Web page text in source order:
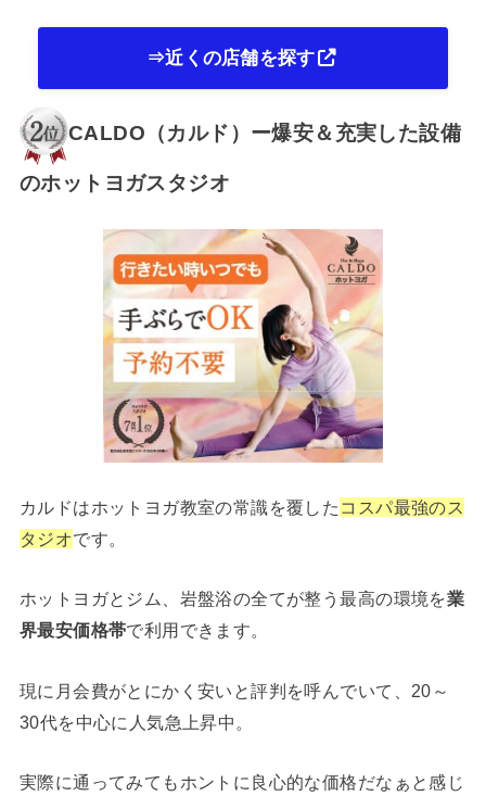
⇒近くの店舗を探す
CALDO（カルド）ー爆安＆充実した設備
のホットヨガスタジオ
カルドはホットヨガ教室の常識を覆した コスパ最強のス
タジオです。
ホットヨガとジム、岩盤浴の全てが整う最高の環境を業
界最安価格帯で利用できます。
現に月会費がとにかく安いと評判を呼んでいて、20～
30代を中心に人気急上昇中。
実際に通ってみてもホントに良心的な価格だなぁと感じ